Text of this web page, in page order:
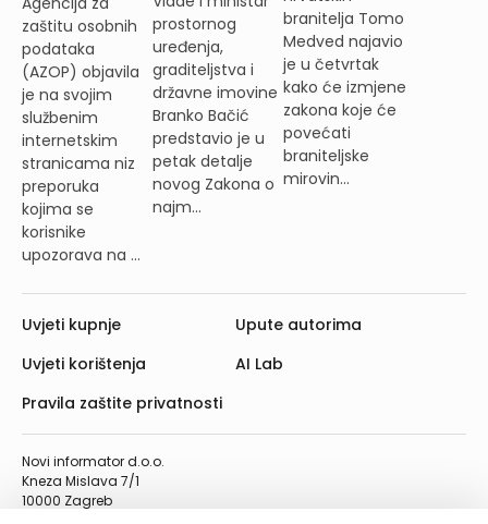
zaštitu osobnih
podataka
(AZOP) objavila
je na svojim
službenim
internetskim
stranicama niz
preporuka
kojima se
korisnike
upozorava na ...
prostornog
uređenja,
graditeljstva i
državne imovine
Branko Bačić
predstavio je u
petak detalje
novog Zakona o
najm...
branitelja Tomo
Medved najavio
je u četvrtak
kako će izmjene
zakona koje će
povećati
braniteljske
mirovin...
Novi informator d.o.o.
Kneza Mislava 7/1
10000 Zagreb
Uvjeti kupnje
Uvjeti korištenja
Pravila zaštite privatnosti
Upute autorima
AI Lab